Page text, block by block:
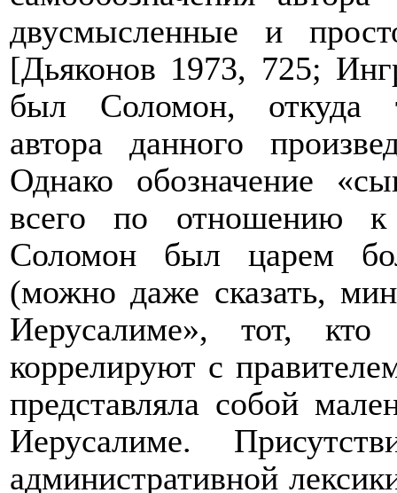
двусмысленные и
[Дьяконов 1973, 725;
был Соломон, откуда
автора данного
Однако обозначение
всего по отношению
Соломон был царем
(можно даже сказать,
Иерусалиме», тот, кто
коррелируют с
представляла собой
Иерусалиме.
административной